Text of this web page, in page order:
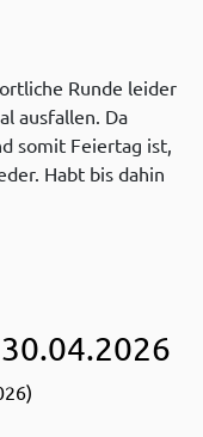
Runde leider
ausfallen. Da
somit Feiertag ist,
Habt bis dahin